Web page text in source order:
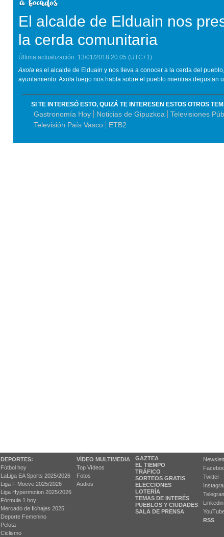
El alcalde de Elduain nos
la cerda comunitaria
Última actualización: 13/01/2018 20:05 (UTC+1)
Axola es el alcalde de Elduain y nos lleva a conocer a la cerda del
ayuntamiento.Axola luego nos habla sobre el pueblo mientras degustan
SI TE INTERESÓ ESTO, QUIZÁ TE INTERESEN ESTOS OTROS
Gastronomía Hoy Noticias de Gipuzkoa
Televisiones
Televisión País Vasco
ETB2
DEPORTES:
Fútbol hoy
LaLiga EA Sports 2025/2026
Liga F Moeve 2025/2026
Liga Hypermotion 2025/2026
Fórmula 1 hoy
Mercado de fichajes 2025
Deporte Femenino
Pelota
Ciclismo
VÍDEO MULTIMEDIA
Top Vídeos
Fotos
Audios
GAZTEA
EL TIEMPO
TRÁFICO
SORTEOS GRATIS
ELECCIONES
LOTERÍA
TEMAS DE INTERÉS
PUEBLOS Y CIUDADES
SALA DE PRENSA
Twitter
Linkedin
RSS